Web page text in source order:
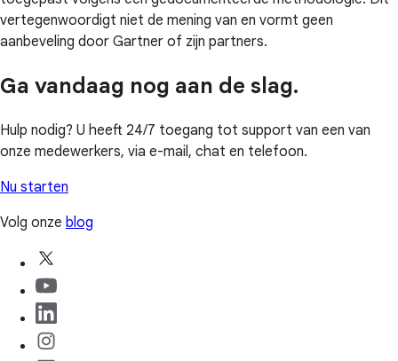
vertegenwoordigt niet de mening van en vormt geen
aanbeveling door Gartner of zijn partners.
Ga vandaag nog aan de slag.
Hulp nodig? U heeft 24/7 toegang tot support van een van
onze medewerkers, via e-mail, chat en telefoon.
Nu starten
Volg onze blog